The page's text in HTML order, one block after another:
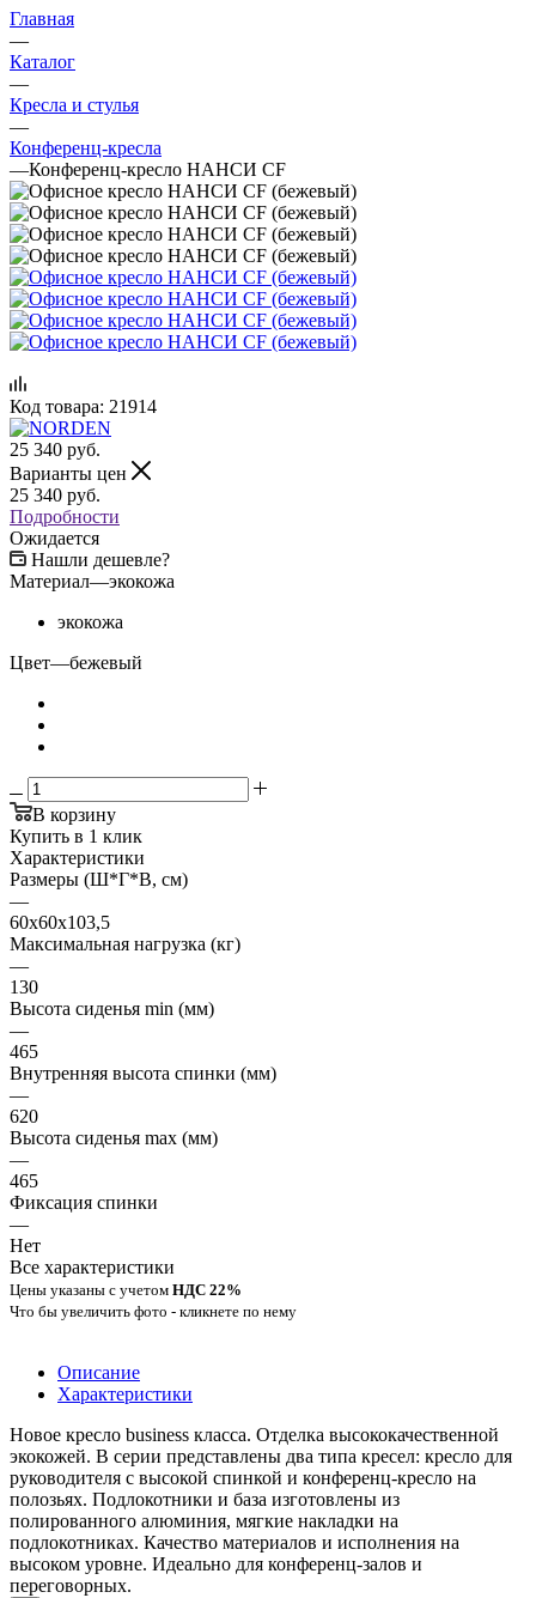
Главная
—
Каталог
—
Кресла и стулья
—
Конференц-кресла
—Конференц-кресло НАНСИ CF
Код товара: 21914
25 340 руб.
Варианты цен
25 340 руб.
Подробности
Ожидается
Нашли дешевле?
Материал—экокожа
экокожа
Цвет—бежевый
В корзину
Купить в 1 клик
Характеристики
Размеры (Ш*Г*В, см)
—
60х60х103,5
Максимальная нагрузка (кг)
—
130
Высота сиденья min (мм)
—
465
Внутренняя высота спинки (мм)
—
620
Высота сиденья max (мм)
—
465
Фиксация спинки
—
Нет
Все характеристики
Цены указаны с учетом НДС 22%
Что бы увеличить фото - кликнете по нему
Описание
Характеристики
Новое кресло business класса. Отделка высококачественной
экокожей. В серии представлены два типа кресел: кресло для
руководителя с высокой спинкой и конференц-кресло на
полозьях. Подлокотники и база изготовлены из
полированного алюминия, мягкие накладки на
подлокотниках. Качество материалов и исполнения на
высоком уровне. Идеально для конференц-залов и
переговорных.